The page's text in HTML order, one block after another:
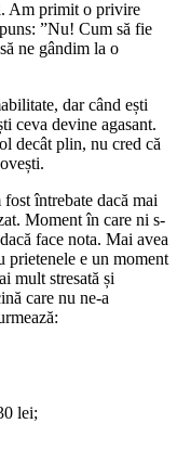
Am primit o privire
”Nu! Cum să fie
ne gândim la o
dar când ești
ceva devine agasant.
decât plin, nu cred că
întrebate dacă mai
Moment în care ni s-
face nota. Mai avea
prietenele e un moment
mult stresată și
care nu ne-a
lei;